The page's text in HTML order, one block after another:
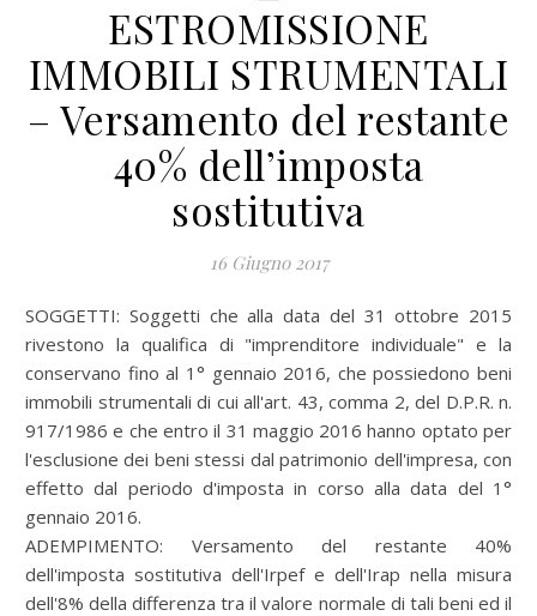
ESTROMISSIONE
IMMOBILI STRUMENTALI
– Versamento del restante
40% dell’imposta
sostitutiva
16 Giugno 2017
SOGGETTI: Soggetti che alla data del 31 ottobre 2015
rivestono la qualifica di "imprenditore individuale" e la
conservano fino al 1° gennaio 2016, che possiedono beni
immobili strumentali di cui all'art. 43, comma 2, del D.P.R. n.
917/1986 e che entro il 31 maggio 2016 hanno optato per
l'esclusione dei beni stessi dal patrimonio dell'impresa, con
effetto dal periodo d'imposta in corso alla data del 1°
gennaio 2016.
ADEMPIMENTO: Versamento del restante 40%
dell'imposta sostitutiva dell'Irpef e dell'Irap nella misura
dell'8% della differenza tra il valore normale di tali beni ed il